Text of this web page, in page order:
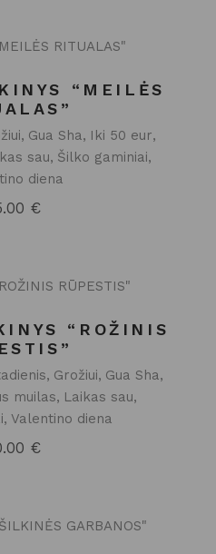
“MEILĖS
Gua Sha
Iki 50 eur
sau Šilko gaminiai
diena
€
“ROŽINIS
Grožiui Gua Sha
muilas
Laikas sau
Valentino diena
€